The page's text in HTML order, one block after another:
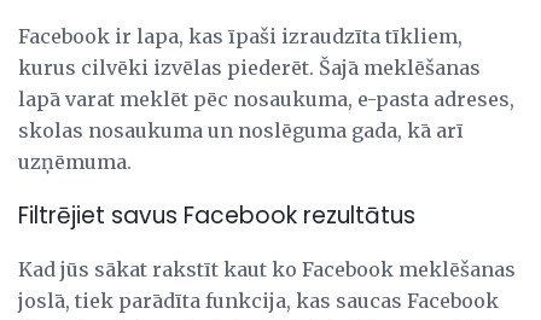
Facebook ir lapa, kas īpaši izraudzīta tīkliem,
kurus cilvēki izvēlas piederēt. Šajā meklēšanas
lapā varat meklēt pēc nosaukuma, e-pasta adreses,
skolas nosaukuma un noslēguma gada, kā arī
uzņēmuma.
Filtrējiet savus Facebook rezultātus
Kad jūs sākat rakstīt kaut ko Facebook meklēšanas
joslā, tiek parādīta funkcija, kas saucas Facebook